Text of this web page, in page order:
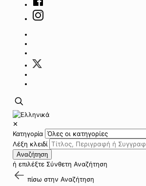
✕
Κατηγορία
Λέξη κλειδί
Αναζήτηση
ή επιλέξτε Σύνθετη Αναζήτηση
πίσω στην Αναζήτηση